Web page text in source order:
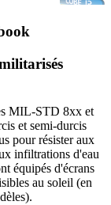
MIL-STD 8xx et
et semi-durcis
pour résister aux
infiltrations d'eau
équipés d'écrans
au soleil (en